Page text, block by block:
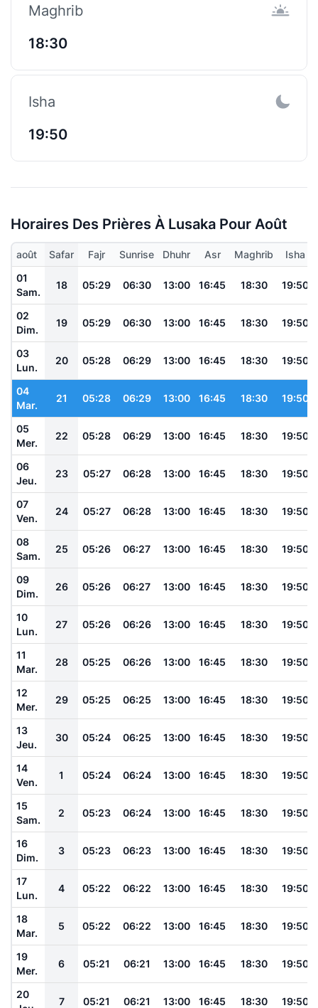
Maghrib
18:30
Isha
19:50
Horaires Des Prières À Lusaka Pour Août
août Safar Fajr Sunrise Dhuhr Asr Maghrib
Isha
01
Sam.
18 05:29 06:30 13:00 16:45 18:30 19:50
02
Dim.
19 05:29 06:30 13:00 16:45 18:30 19:50
03
Lun.
20 05:28 06:29 13:00 16:45 18:30 19:50
04
Mar.
21 05:28 06:29 13:00 16:45 18:30 19:50
05
Mer.
22 05:28 06:29 13:00 16:45 18:30 19:50
06
Jeu.
23 05:27 06:28 13:00 16:45 18:30 19:50
07
Ven.
24 05:27 06:28 13:00 16:45 18:30 19:50
08
Sam.
25 05:26 06:27 13:00 16:45 18:30 19:50
09
Dim.
26 05:26 06:27 13:00 16:45 18:30 19:50
10
Lun.
27 05:26 06:26 13:00 16:45 18:30 19:50
11
Mar.
28 05:25 06:26 13:00 16:45 18:30 19:50
12
Mer.
29 05:25 06:25 13:00 16:45 18:30 19:50
13
Jeu.
30 05:24 06:25 13:00 16:45 18:30 19:50
14
Ven.
1 05:24 06:24 13:00 16:45 18:30 19:50
15
Sam.
2 05:23 06:24 13:00 16:45 18:30 19:50
16
Dim.
3 05:23 06:23 13:00 16:45 18:30 19:50
17
Lun.
4 05:22 06:22 13:00 16:45 18:30 19:50
18
Mar.
5 05:22 06:22 13:00 16:45 18:30 19:50
19
Mer.
6 05:21 06:21 13:00 16:45 18:30 19:50
20
7 05:21 06:21 13:00 16:45 18:30 19:50